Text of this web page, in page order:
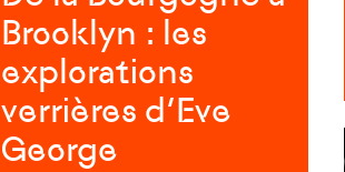
Brooklyn : les
explorations
verrières d’Eve
George